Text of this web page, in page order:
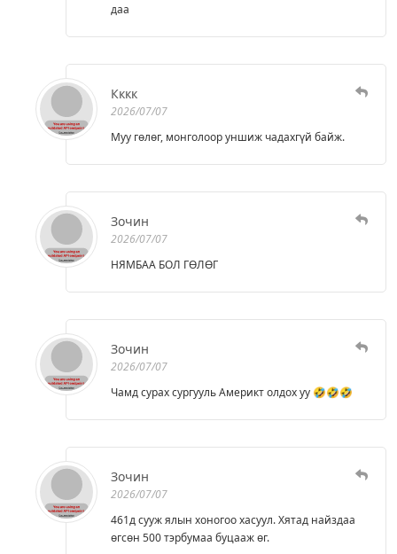
даа
Кккк
2026/07/07
Муу гөлөг, монголоор уншиж чадахгүй байж.
Зочин
2026/07/07
НЯМБАА БОЛ ГӨЛӨГ
Зочин
2026/07/07
Чамд сурах сургууль Америкт олдох уу 🤣🤣🤣
Зочин
2026/07/07
461д сууж ялын хоногоо хасуул. Хятад найздаа
өгсөн 500 тэрбумаа буцааж өг.